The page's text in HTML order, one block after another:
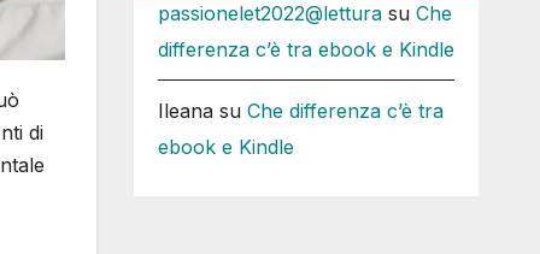
di
passionelet2022@letturasu Che
differenza c’è tra ebook e Kindle
Ileanasu Che differenza c’è tra
ebook e Kindle